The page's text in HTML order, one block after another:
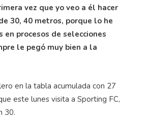
vez que yo veo a él hacer
30, 40 metros, porque lo he
en procesos de selecciones
le pegó muy bien a la
en la tabla acumulada con 27
este lunes visita a Sporting FC,
30.